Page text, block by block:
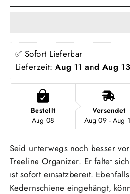
✅ Sofort Lieferbar
Lieferzeit: Aug 11 and Aug 13
Bestellt
Aug 08
Versendet
Aug 09 - Aug
Seid unterwegs noch besser
Treeline Organizer. Er faltet
ist sofort einsatzbereit.
Kedernschiene eingehängt,